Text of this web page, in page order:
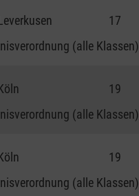
17
(alle Klassen)
19
(alle Klassen)
19
(alle Klassen)